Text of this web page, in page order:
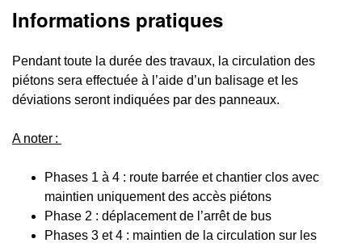
Informations pratiques
Pendant toute la durée des travaux, la circulation des
piétons sera effectuée à l’aide d’un balisage et les
déviations seront indiquées par des panneaux.
A noter :
Phases 1 à 4 : route barrée et chantier clos avec
maintien uniquement des accès piétons
Phase 2 : déplacement de l’arrêt de bus
Phases 3 et 4 : maintien de la circulation sur les